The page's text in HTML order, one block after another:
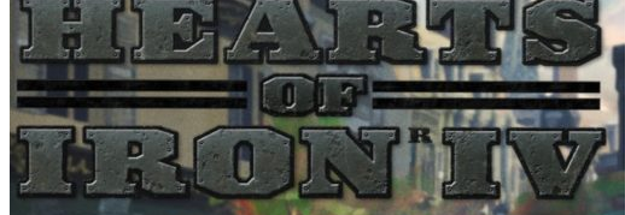
Olöst – Porrmorden